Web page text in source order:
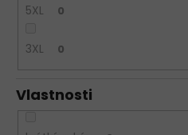
5XL 0
3XL 0
Vlastnosti